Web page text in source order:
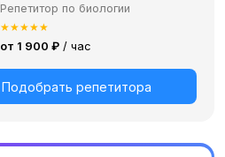
Репетитор по биологии
★★★★★
от 1 900 ₽ / час
Подобрать репетитора